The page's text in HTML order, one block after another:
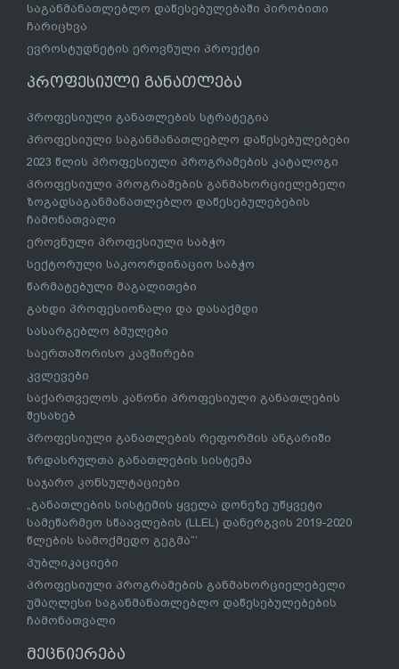
საგანმანათლებლო დაწესებულებაში პირობითი
ჩარიცხვა
ევროსტუდნეტის ეროვნული პროექტი
პროფესიული განათლება
პროფესიული განათლების სტრატეგია
პროფესიული საგანმანათლებლო დაწესებულებები
2023 წლის პროფესიული პროგრამების კატალოგი
პროფესიული პროგრამების განმახორციელებელი
ზოგადსაგანმანათლებლო დაწესებულებების
ჩამონათვალი
ეროვნული პროფესიული საბჭო
სექტორული საკოორდინაციო საბჭო
წარმატებული მაგალითები
გახდი პროფესიონალი და დასაქმდი
სასარგებლო ბმულები
საერთაშორისო კავშირები
კვლევები
საქართველოს კანონი პროფესიული განათლების
შესახებ
პროფესიული განათლების რეფორმის ანგარიში
ზრდასრულთა განათლების სისტემა
საჯარო კონსულტაციები
„განათლების სისტემის ყველა დონეზე უწყვეტი
სამეწარმეო სწაავლების (LLEL) დანერგვის 2019-2020
წლების სამოქმედო გეგმა“’
პუბლიკაციები
პროფესიული პროგრამების განმახორციელებელი
უმაღლესი საგანმანათლებლო დაწესებულებების
ჩამონათვალი
მეცნიერება